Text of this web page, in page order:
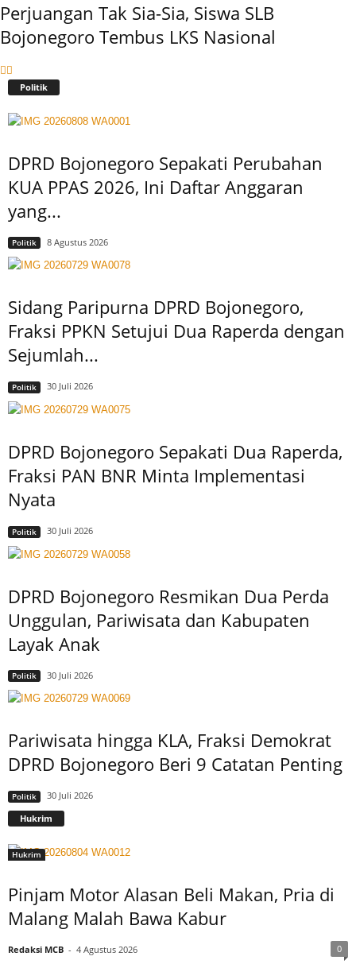
Perjuangan Tak Sia-Sia, Siswa SLB
Bojonegoro Tembus LKS Nasional
Politik
DPRD Bojonegoro Sepakati Perubahan
KUA PPAS 2026, Ini Daftar Anggaran
yang...
Politik 8 Agustus 2026
Sidang Paripurna DPRD Bojonegoro,
Fraksi PPKN Setujui Dua Raperda dengan
Sejumlah...
Politik 30 Juli 2026
DPRD Bojonegoro Sepakati Dua Raperda,
Fraksi PAN BNR Minta Implementasi
Nyata
Politik 30 Juli 2026
DPRD Bojonegoro Resmikan Dua Perda
Unggulan, Pariwisata dan Kabupaten
Layak Anak
Politik 30 Juli 2026
Pariwisata hingga KLA, Fraksi Demokrat
DPRD Bojonegoro Beri 9 Catatan Penting
Politik
30 Juli 2026
Hukrim
Hukrim
Pinjam Motor Alasan Beli Makan, Pria di
Malang Malah Bawa Kabur
Redaksi MCB - 4 Agustus 2026 0